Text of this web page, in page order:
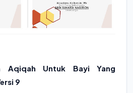
Aqiqah Untuk Bayi Yang
9